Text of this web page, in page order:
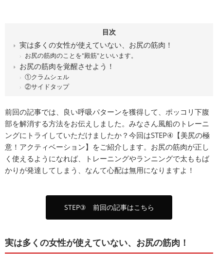
目次
実は多くの女性が使えていない、お尻の筋肉！
お尻の筋肉のことを"殿筋"といいます。
お尻の筋肉を覚醒させよう！
①クラムシェル
②サイドタップ
前回の記事では、良い呼吸パターンを獲得して、ポッコリ下腹
部を解消する方法をお伝えしました。みなさん風船のトレーニ
ングにトライしていただけましたか？今回はSTEP④【美尻の極
意！アクティベーション】をご紹介します。お尻の筋肉が正し
く使えるようになれば、トレーニングやランニングで太ももば
かりが発達してしまう、なんて心配は無用になりますよ！
STEP③ 前回の記事はこちら
実は多くの女性が使えていない、お尻の筋肉！